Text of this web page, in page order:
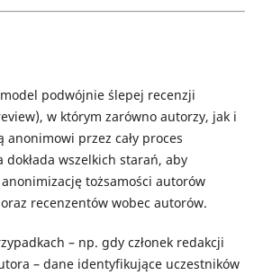
podwójnie ślepej recenzji
w którym zarówno autorzy, jak i
anonimowi przez cały proces
dokłada wszelkich starań, aby
tożsamości autorów
recenzentów wobec autorów.
– np. gdy członek redakcji
– dane identyfikujące uczestników